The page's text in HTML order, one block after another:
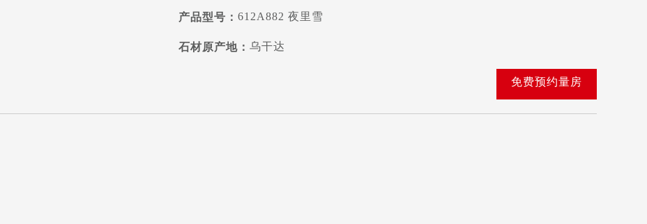
产品型号： 612A882 夜里雪
石材原产地： 乌干达
免费预约量房